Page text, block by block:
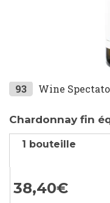
Skip
the
beginning
gallery
93 Wine
Chardonnay fin
1 bouteille
38,40€